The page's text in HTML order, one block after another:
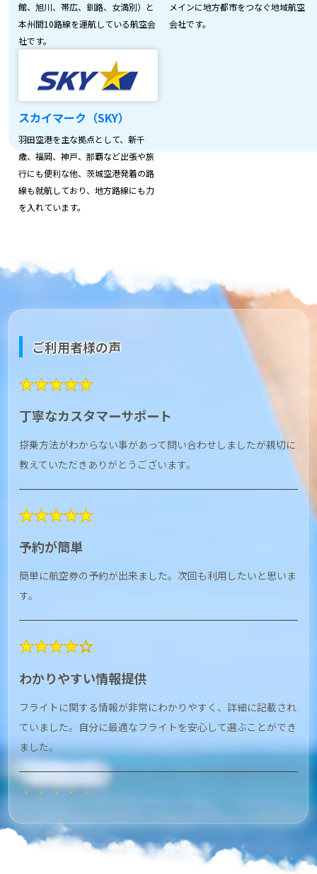
館、旭川、帯広、釧路、女満別）と
本州間10路線を運航している航空会
社です。
メインに地方都市をつなぐ地域航空
会社です。
スカイマーク（SKY）
羽田空港を主な拠点として、新千
歳、福岡、神戸、那覇など出張や旅
行にも便利な他、茨城空港発着の路
線も就航しており、地方路線にも力
を入れています。
ご利用者様の声
★★★★★
丁寧なカスタマーサポート
搭乗方法がわからない事があって問い合わせしましたが親切に
教えていただきありがとうございます。
★★★★★
予約が簡単
簡単に航空券の予約が出来ました。次回も利用したいと思いま
す。
★★★★☆
わかりやすい情報提供
フライトに関する情報が非常にわかりやすく、詳細に記載され
ていました。自分に最適なフライトを安心して選ぶことができ
ました。
★★★★★
安さ・お得
安くてお得に利用出来ました。